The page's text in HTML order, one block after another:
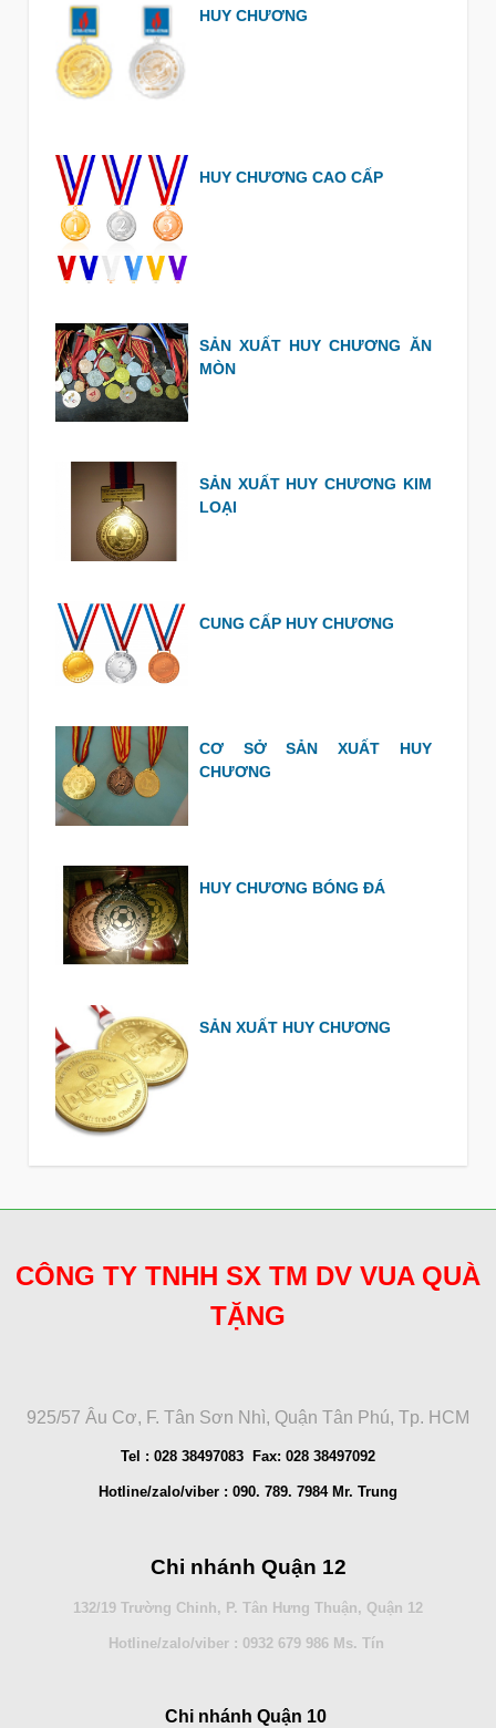
HUY CHƯƠNG
HUY CHƯƠNG CAO CẤP
SẢN XUẤT HUY CHƯƠNG ĂN
MÒN
SẢN XUẤT HUY CHƯƠNG KIM
LOẠI
CUNG CẤP HUY CHƯƠNG
CƠ SỞ SẢN XUẤT HUY
CHƯƠNG
HUY CHƯƠNG BÓNG ĐÁ
SẢN XUẤT HUY CHƯƠNG
CÔNG TY TNHH SX TM DV VUA QUÀ
TẶNG
925/57 Âu Cơ, F. Tân Sơn Nhì, Quận Tân Phú, Tp. HCM
Tel : 028 38497083 Fax: 028 38497092
Hotline/zalo/viber : 090. 789. 7984 Mr. Trung
Chi nhánh Quận 12
132/19 Trường Chinh, P. Tân Hưng Thuận, Quận 12
Hotline/zalo/viber : 0932 679 986 Ms. Tín
Chi nhánh Quận 10